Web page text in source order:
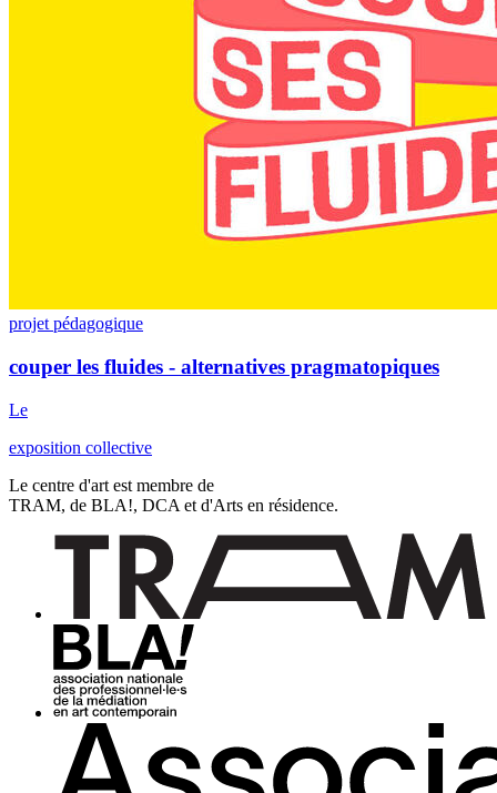
projet pédagogique
couper les fluides - alternatives pragmatopiques
Le
exposition collective
Le centre d'art est membre de
TRAM, de BLA!, DCA et d'Arts en résidence.